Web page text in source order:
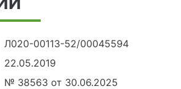
Гагарина, д.13, пом. 204
443022, РОССИЯ, обл
Самарская, г Самара,
Л020-00113-52/00045594
22.05.2019
№ 38563 от 30.06.2025